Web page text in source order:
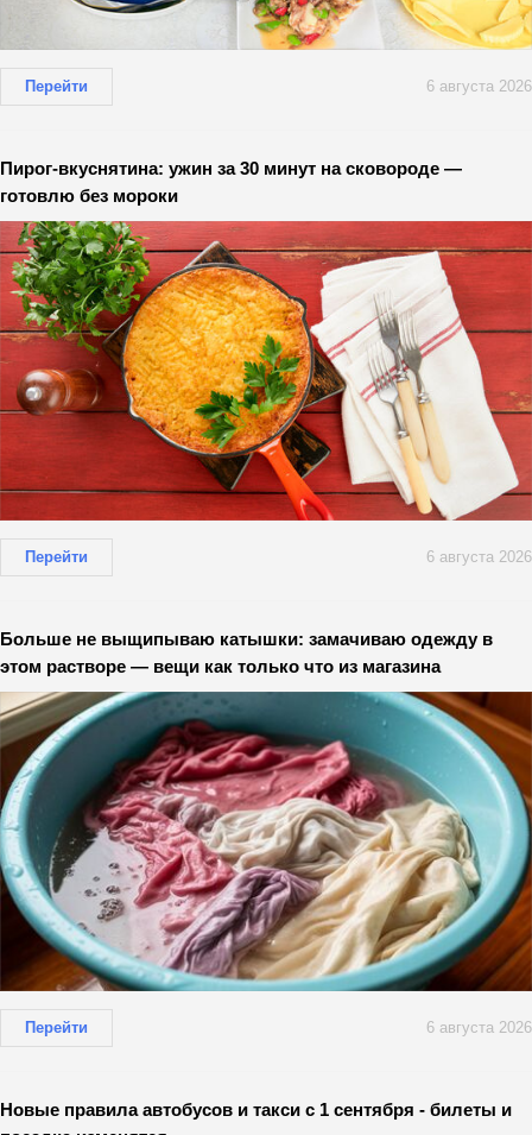
Перейти 6 августа 2026
Пирог-вкуснятина: ужин за 30 минут на сковороде —
готовлю без мороки
Перейти 6 августа 2026
Больше не выщипываю катышки: замачиваю одежду в
этом растворе — вещи как только что из магазина
Перейти 6 августа 2026
Новые правила автобусов и такси с 1 сентября - билеты и